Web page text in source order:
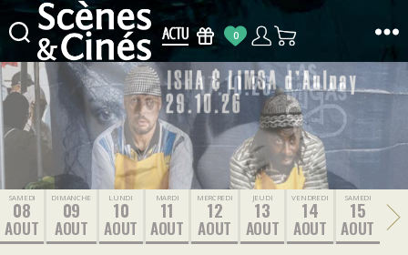
Scènes
&
Cinés
0
SAMEDI
08
AOUT
DIMANCHE
09
AOUT
LUNDI
10
AOUT
MARDI
11
AOUT
MERCREDI
12
AOUT
JEUDI
13
AOUT
VENDREDI
14
AOUT
SAMEDI
15
AOUT